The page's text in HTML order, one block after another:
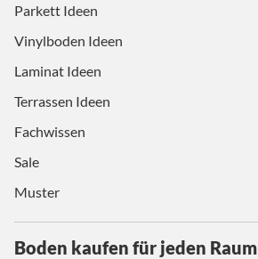
Parkett Ideen
Vinylboden Ideen
Laminat Ideen
Terrassen Ideen
Fachwissen
Sale
Muster
Boden kaufen für jeden Raum